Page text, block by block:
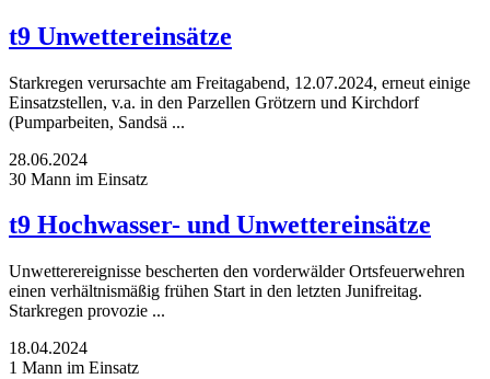
t9 Unwettereinsätze
Starkregen verursachte am Freitagabend, 12.07.2024, erneut einige
Einsatzstellen, v.a. in den Parzellen Grötzern und Kirchdorf
(Pumparbeiten, Sandsä ...
28.06.2024
30 Mann im Einsatz
t9 Hochwasser- und Unwettereinsätze
Unwetterereignisse bescherten den vorderwälder Ortsfeuerwehren
einen verhältnismäßig frühen Start in den letzten Junifreitag.
Starkregen provozie ...
18.04.2024
1 Mann im Einsatz